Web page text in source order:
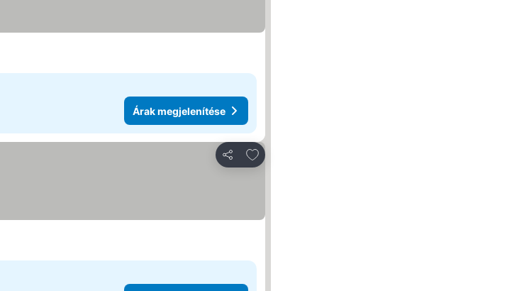
Árak megjelenítése
Megosztás
Hozzáadás a kedvencekhez